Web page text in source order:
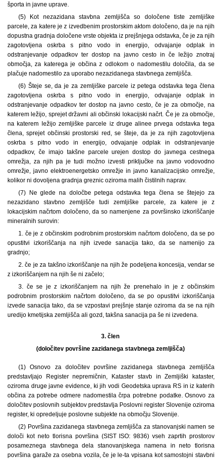
športa in javne uprave.
(5) Kot nezazidana stavbna zemljišča so določene tiste zemljiške
parcele, za katere je z izvedbenim prostorskim aktom določeno, da je na njih
dopustna gradnja določene vrste objekta iz prejšnjega odstavka, če je za njih
zagotovljena oskrba s pitno vodo in energijo, odvajanje odplak in
odstranjevanje odpadkov ter dostop na javno cesto in če ležijo znotraj
območja, za katerega je občina z odlokom o nadomestilu določila, da se
plačuje nadomestilo za uporabo nezazidanega stavbnega zemljišča.
(6) Šteje se, da je za zemljiške parcele iz petega odstavka tega člena
zagotovljena oskrba s pitno vodo in energijo, odvajanje odplak in
odstranjevanje odpadkov ter dostop na javno cesto, če je za območje, na
katerem ležijo, sprejet državni ali občinski lokacijski načrt. Če je za območje,
na katerem ležijo zemljiške parcele iz druge alinee prvega odstavka tega
člena, sprejet občinski prostorski red, se šteje, da je za njih zagotovljena
oskrba s pitno vodo in energijo, odvajanje odplak in odstranjevanje
odpadkov, če imajo takšne parcele urejen dostop do javnega cestnega
omrežja, za njih pa je tudi možno izvesti priključke na javno vodovodno
omrežje, javno elektroenergetsko omrežje in javno kanalizacijsko omrežje,
kolikor ni dovoljena gradnja greznic oziroma malih čistilnih naprav.
(7) Ne glede na določbe petega odstavka tega člena se štejejo za
nezazidano stavbno zemljišče tudi zemljiške parcele, za katere je z
lokacijskim načrtom določeno, da so namenjene za površinsko izkoriščanje
mineralnih surovin:
1. če je z občinskim podrobnim prostorskim načrtom določeno, da se po
opustitvi izkoriščanja na njih izvede sanacija tako, da se namenijo za
gradnjo;
2. če je za takšno izkoriščanje na njih že podeljena koncesija, vendar se
z izkoriščanjem na njih še ni začelo;
3. če se je z izkoriščanjem na njih že prenehalo in je z občinskim
podrobnim prostorskim načrtom določeno, da se po opustitvi izkoriščanja
izvede sanacija tako, da se vzpostavi prejšnje stanje oziroma da se na njih
uredijo kmetijska zemljišča ali gozd, takšna sanacija pa še ni izvedena.
3. člen
(določitev površine zazidanega stavbnega zemljišča)
(1) Osnovo za določitev površine zazidanega stavbnega zemljišča
predstavljajo Register nepremičnin, Kataster stavb in Zemljiški kataster,
oziroma druge javne evidence, ki jih vodi Geodetska uprava RS in iz katerih
občina za potrebe odmere nadomestila črpa potrebne podatke. Osnovo za
določitev poslovnih subjektov predstavlja Poslovni register Slovenije oziroma
register, ki opredeljuje poslovne subjekte na območju Slovenije.
(2) Površina zazidanega stavbnega zemljišča za stanovanjski namen se
določi kot neto tlorisna površina (SIST ISO: 9836) vseh zaprtih prostorov
posameznega stavbnega dela stanovanjskega namena in neto tlorisna
površina garaže za osebna vozila, če je le-ta vpisana kot samostojni stavbni